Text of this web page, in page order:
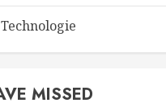
MISSED